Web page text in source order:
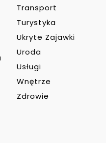
Transport
Turystyka
Ukryte Zajawki
Uroda
Usługi
Wnętrze
Zdrowie